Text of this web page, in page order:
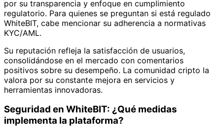
por su transparencia y enfoque en cumplimiento
regulatorio. Para quienes se preguntan si está regulado
WhiteBIT, cabe mencionar su adherencia a normativas
KYC/AML.
Su reputación refleja la satisfacción de usuarios,
consolidándose en el mercado con comentarios
positivos sobre su desempeño. La comunidad cripto la
valora por su constante mejora en servicios y
herramientas innovadoras.
Seguridad en WhiteBIT: ¿Qué medidas
implementa la plataforma?